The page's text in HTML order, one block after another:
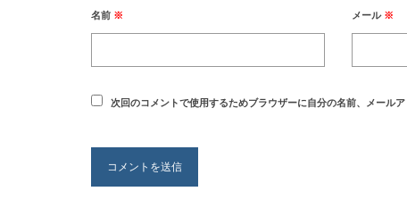
名前 ※ メール ※
次回のコメントで使用するためブラウザーに自分の名前、メールア